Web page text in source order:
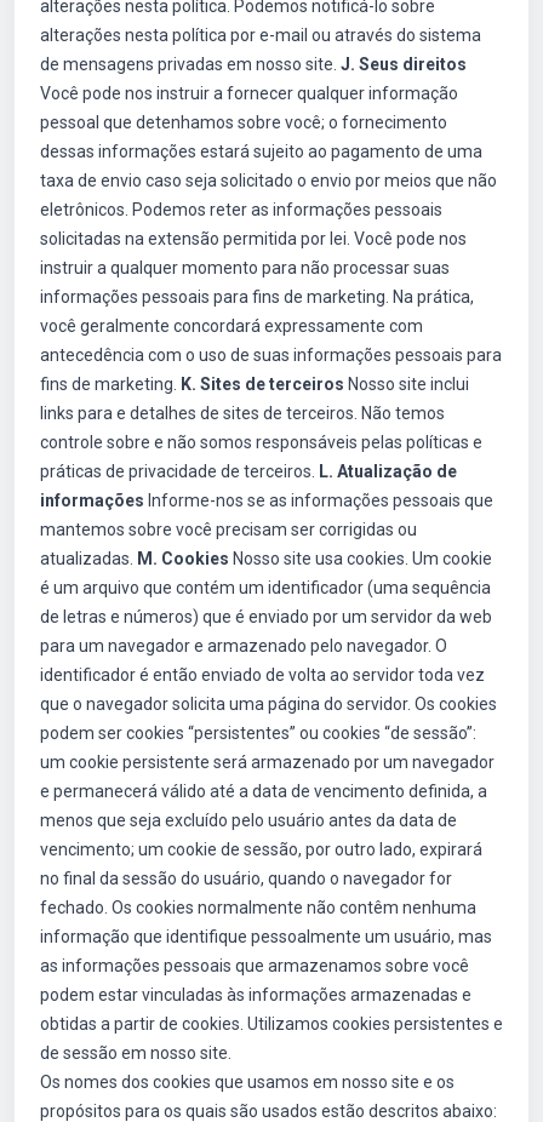
alterações nesta política. Podemos notificá-lo sobre
alterações nesta política por e-mail ou através do sistema
de mensagens privadas em nosso site. J. Seus direitos
Você pode nos instruir a fornecer qualquer informação
pessoal que detenhamos sobre você; o fornecimento
dessas informações estará sujeito ao pagamento de uma
taxa de envio caso seja solicitado o envio por meios que não
eletrônicos. Podemos reter as informações pessoais
solicitadas na extensão permitida por lei. Você pode nos
instruir a qualquer momento para não processar suas
informações pessoais para fins de marketing. Na prática,
você geralmente concordará expressamente com
antecedência com o uso de suas informações pessoais para
fins de marketing.
K. Sites de terceiros Nosso site inclui
links para e detalhes de sites de terceiros. Não temos
controle sobre e não somos responsáveis pelas políticas e
práticas de privacidade de terceiros.
L. Atualização de
informações Informe-nos se as informações pessoais que
mantemos sobre você precisam ser corrigidas ou
atualizadas.
M. Cookies Nosso site usa cookies. Um cookie
é um arquivo que contém um identificador (uma sequência
de letras e números) que é enviado por um servidor da web
para um navegador e armazenado pelo navegador. O
identificador é então enviado de volta ao servidor toda vez
que o navegador solicita uma página do servidor. Os cookies
podem ser cookies “persistentes” ou cookies “de sessão”:
um cookie persistente será armazenado por um navegador
e permanecerá válido até a data de vencimento definida, a
menos que seja excluído pelo usuário antes da data de
vencimento; um cookie de sessão, por outro lado, expirará
no final da sessão do usuário, quando o navegador for
fechado. Os cookies normalmente não contêm nenhuma
informação que identifique pessoalmente um usuário, mas
as informações pessoais que armazenamos sobre você
podem estar vinculadas às informações armazenadas e
obtidas a partir de cookies. Utilizamos cookies persistentes e
de sessão em nosso site.
Os nomes dos cookies que usamos em nosso site e os
propósitos para os quais são usados estão descritos abaixo: